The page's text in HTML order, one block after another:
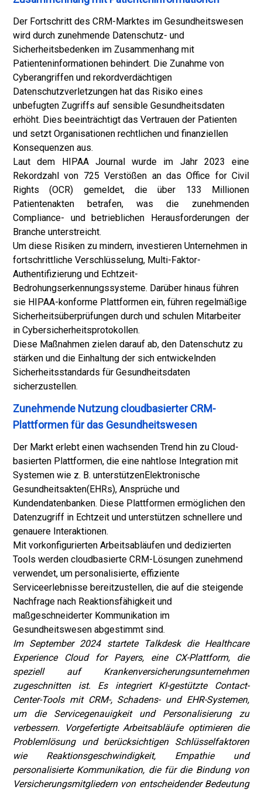
Der Fortschritt des CRM-Marktes im Gesundheitswesen
wird durch zunehmende Datenschutz- und
Sicherheitsbedenken im Zusammenhang mit
Patienteninformationen behindert. Die Zunahme von
Cyberangriffen und rekordverdächtigen
Datenschutzverletzungen hat das Risiko eines
unbefugten Zugriffs auf sensible Gesundheitsdaten
erhöht. Dies beeinträchtigt das Vertrauen der Patienten
und setzt Organisationen rechtlichen und finanziellen
Konsequenzen aus.
Laut dem HIPAA Journal wurde im Jahr 2023 eine
Rekordzahl von 725 Verstößen an das Office for Civil
Rights (OCR) gemeldet, die über 133 Millionen
Patientenakten betrafen, was die zunehmenden
Compliance- und betrieblichen Herausforderungen der
Branche unterstreicht.
Um diese Risiken zu mindern, investieren Unternehmen in
fortschrittliche Verschlüsselung, Multi-Faktor-
Authentifizierung und Echtzeit-
Bedrohungserkennungssysteme. Darüber hinaus führen
sie HIPAA-konforme Plattformen ein, führen regelmäßige
Sicherheitsüberprüfungen durch und schulen Mitarbeiter
in Cybersicherheitsprotokollen.
Diese Maßnahmen zielen darauf ab, den Datenschutz zu
stärken und die Einhaltung der sich entwickelnden
Sicherheitsstandards für Gesundheitsdaten
sicherzustellen.
Zunehmende Nutzung cloudbasierter CRM-
Plattformen für das Gesundheitswesen
Der Markt erlebt einen wachsenden Trend hin zu Cloud-
basierten Plattformen, die eine nahtlose Integration mit
Systemen wie z. B. unterstützenElektronische
Gesundheitsakten(EHRs), Ansprüche und
Kundendatenbanken. Diese Plattformen ermöglichen den
Datenzugriff in Echtzeit und unterstützen schnellere und
genauere Interaktionen.
Mit vorkonfigurierten Arbeitsabläufen und dedizierten
Tools werden cloudbasierte CRM-Lösungen zunehmend
verwendet, um personalisierte, effiziente
Serviceerlebnisse bereitzustellen, die auf die steigende
Nachfrage nach Reaktionsfähigkeit und
maßgeschneiderter Kommunikation im
Gesundheitswesen abgestimmt sind.
Im September 2024 startete Talkdesk die Healthcare
Experience Cloud for Payers, eine CX-Plattform, die
speziell auf Krankenversicherungsunternehmen
zugeschnitten ist. Es integriert KI-gestützte Contact-
Center-Tools mit CRM-, Schadens- und EHR-Systemen,
um die Servicegenauigkeit und Personalisierung zu
verbessern. Vorgefertigte Arbeitsabläufe optimieren die
Problemlösung und berücksichtigen Schlüsselfaktoren
wie Reaktionsgeschwindigkeit, Empathie und
personalisierte Kommunikation, die für die Bindung von
Versicherungsmitgliedern von entscheidender Bedeutung